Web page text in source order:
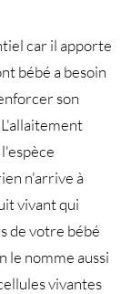
car il apporte
bébé a besoin
son
n'arrive à
vivant qui
de votre bébé
le nomme aussi
vivantes